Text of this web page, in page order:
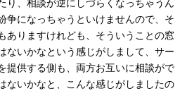
り、相談が逆にしづらくなっちゃうん
争になっちゃうといけませんので、そ
ありますけれども、そういうことの窓
ないかなという感じがしまして、サー
提供する側も、両方お互いに相談がで
ないかなと、こんな感じがしましたの